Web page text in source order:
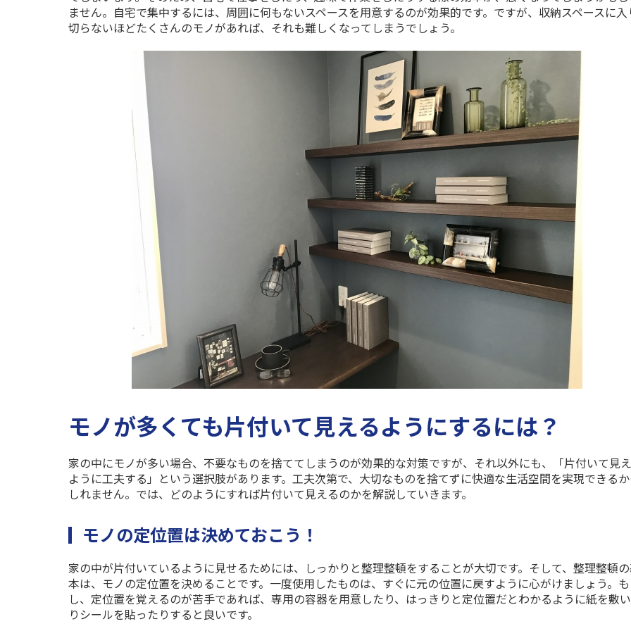
ません。自宅で集中するには、周囲に何もないスペースを用意するのが効果的です。ですが、収納スペースに入
切らないほどたくさんのモノがあれば、それも難しくなってしまうでしょう。
モノが多くても片付いて見えるようにするには？
家の中にモノが多い場合、不要なものを捨ててしまうのが効果的な対策ですが、それ以外にも、「片付いて見
ように工夫する」という選択肢があります。工夫次第で、大切なものを捨てずに快適な生活空間を実現できる
しれません。では、どのようにすれば片付いて見えるのかを解説していきます。
モノの定位置は決めておこう！
家の中が片付いているように見せるためには、しっかりと整理整頓をすることが大切です。そして、整理整頓
本は、モノの定位置を決めることです。一度使用したものは、すぐに元の位置に戻すように心がけましょう。も
し、定位置を覚えるのが苦手であれば、専用の容器を用意したり、はっきりと定位置だとわかるように紙を敷
りシールを貼ったりすると良いです。